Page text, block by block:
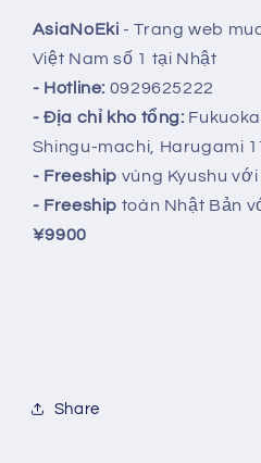
AsiaNoEki - Trang web
Việt Nam số 1 tại Nhật
- Hotline: 0929625222
- Địa chỉ kho tổng:
Shingu-machi, Harugami
- Freeship vùng Kyushu
- Freeship toàn Nhật Bản
¥9900
Share